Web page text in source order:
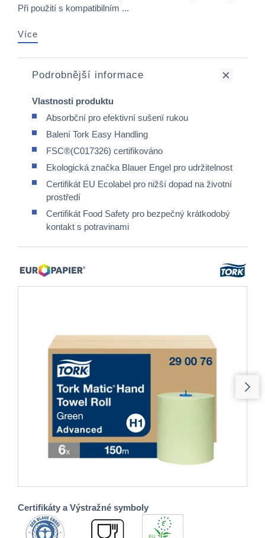
Při použití s kompatibilním ...
Více
Podrobnější informace
Vlastnosti produktu
Absorbční pro efektivní sušení rukou
Balení Tork Easy Handling
FSC®(C017326) certifikováno
Ekologická značka Blauer Engel pro udržitelnost
Certifikát EU Ecolabel pro nižší dopad na životní
prostředí
Certifikát Food Safety pro bezpečný krátkodobý
kontakt s potravinami
Certifikáty a Výstražné symboly